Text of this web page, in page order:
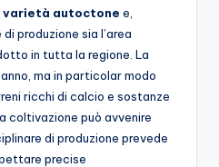
varietà autoctone e,
produzione sia l’area
in tutta la regione. La
ma in particolar modo
ricchi di calcio e sostanze
coltivazione può avvenire
di produzione prevede
precise